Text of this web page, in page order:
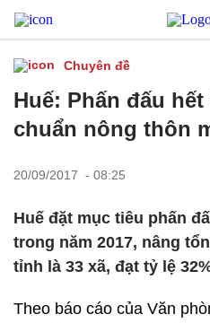
Chuyên đề
Huế: Phấn đấu hết
chuẩn nông thôn
20/09/2017 - 08:25
Huế đặt mục tiêu phấn
trong năm 2017, nâng
tỉnh là 33 xã, đạt tỷ lệ
Theo báo cáo của Văn